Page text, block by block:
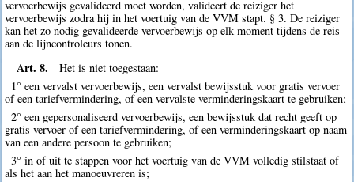
vervoerbewijs gevalideerd moet worden, valideert de reiziger het
vervoerbewijs zodra hij in het voertuig van de VVM stapt. § 3. De reiziger
kan het zo nodig gevalideerde vervoerbewijs op elk moment tijdens de reis
aan de lijncontroleurs tonen.
Art. 8.
Het is niet toegestaan:
1° een vervalst vervoerbewijs, een vervalst bewijsstuk voor gratis vervoer
of een tariefvermindering, of een vervalste verminderingskaart te gebruiken;
2° een gepersonaliseerd vervoerbewijs, een bewijsstuk dat recht geeft op
gratis vervoer of een tariefvermindering, of een verminderingskaart op naam
van een andere persoon te gebruiken;
3° in of uit te stappen voor het voertuig van de VVM volledig stilstaat of
als het aan het manoeuvreren is;